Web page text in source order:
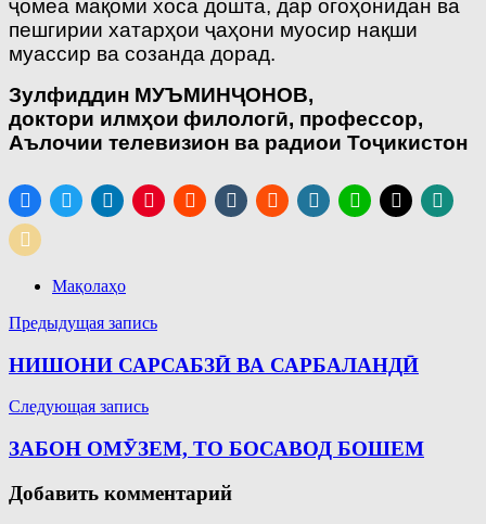
ҷомеа мақоми хоса дошта, дар огоҳонидан ва
пешгирии хатарҳои ҷаҳони муосир нақши
муассир ва созанда дорад.
Зулфиддин МУЪМИНҶОНОВ,
доктори илмҳои филологӣ, профессор,
Аълочии телевизион ва радиои Тоҷикистон
Мақолаҳо
Навигация
по
Предыдущая запись
НИШОНИ САРСАБЗӢ ВА САРБАЛАНДӢ
Следующая запись
ЗАБОН ОМӮЗЕМ, ТО БОСАВОД БОШЕМ
Добавить комментарий